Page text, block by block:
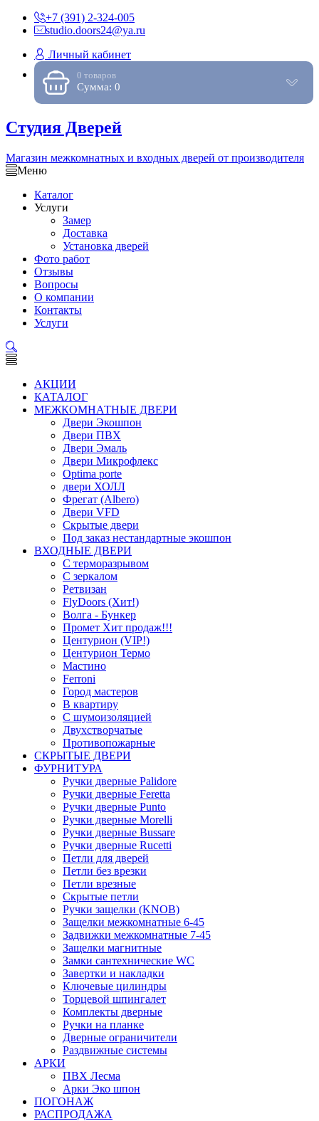
+7 (391) 2-324-005
studio.doors24@ya.ru
Личный кабинет
0 товаров
Сумма: 0
Студия Дверей
Магазин межкомнатных и входных дверей от производителя
Меню
Каталог
Услуги
Замер
Доставка
Установка дверей
Фото работ
Отзывы
Вопросы
О компании
Контакты
Услуги
АКЦИИ
КАТАЛОГ
МЕЖКОМНАТНЫЕ ДВЕРИ
Двери Экошпон
Двери ПВХ
Двери Эмаль
Двери Микрофлекс
Optima porte
двери ХОЛЛ
Фрегат (Albero)
Двери VFD
Скрытые двери
Под заказ нестандартные экошпон
ВХОДНЫЕ ДВЕРИ
С терморазрывом
С зеркалом
Ретвизан
FlyDoors (Хит!)
Волга - Бункер
Промет Хит продаж!!!
Центурион (VIP!)
Центурион Термо
Мастино
Ferroni
Город мастеров
В квартиру
С шумоизоляцией
Двухстворчатые
Противопожарные
СКРЫТЫЕ ДВЕРИ
ФУРНИТУРА
Ручки дверные Palidore
Ручки дверные Feretta
Ручки дверные Punto
Ручки дверные Morelli
Ручки дверные Bussare
Ручки дверные Rucetti
Петли для дверей
Петли без врезки
Петли врезные
Скрытые петли
Ручки защелки (KNOB)
Защелки межкомнатные 6-45
Задвижки межкомнатные 7-45
Защелки магнитные
Замки сантехнические WC
Завертки и накладки
Ключевые цилиндры
Торцевой шпингалет
Комплекты дверные
Ручки на планке
Дверные ограничители
Раздвижные системы
АРКИ
ПВХ Лесма
Арки Эко шпон
ПОГОНАЖ
РАСПРОДАЖА